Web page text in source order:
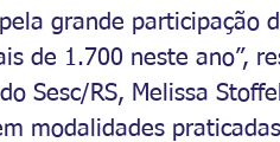
grande participação
de 1.700 neste ano”,
Sesc/RS, Melissa
modalidades